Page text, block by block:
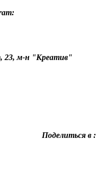
23, м-н "Креатив"
Поделиться в :